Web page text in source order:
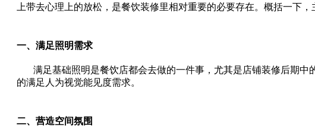
上带去心理上的放松，是餐饮装修里相对重要的必要存在。概括一下，
一、满足照明需求
满足基础照明是餐饮店都会去做的一件事，尤其是店铺装修后期
的满足人为视觉能见度需求。
二、营造空间氛围